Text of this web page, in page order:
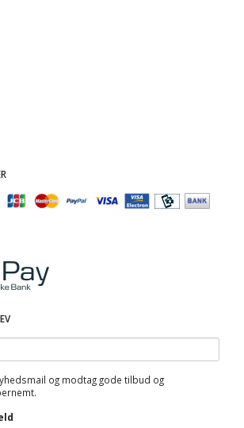
og modtag gode tilbud og